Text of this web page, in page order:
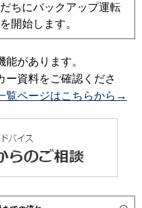
だちにバックアップ運転
を開始します。
があります。
ー資料をご確認くださ
覧ページはこちらから→